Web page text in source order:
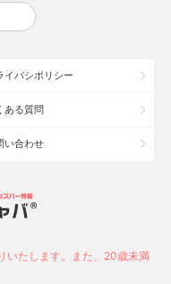
広島県
市のキャバクラ
イバシポリシー
ある質問
い合わせ
いたします。また、20歳未満